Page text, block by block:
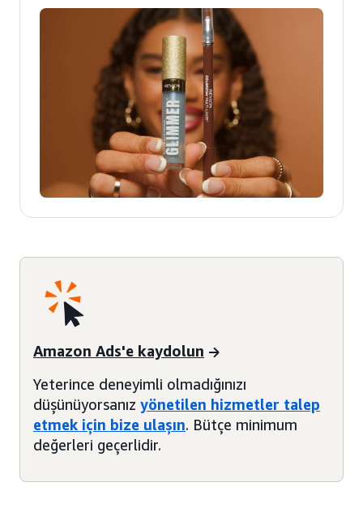
Amazon Ads'e kaydolun
Yeterince deneyimli olmadığınızı
düşünüyorsanız yönetilen hizmetler talep
etmek için bize ulaşın. Bütçe minimum
değerleri geçerlidir.